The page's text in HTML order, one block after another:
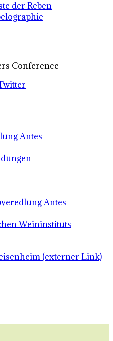
der Reben
Conference
Antes
Antes
Weininstituts
(externer Link)